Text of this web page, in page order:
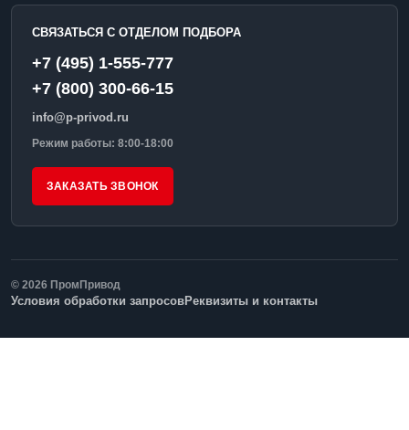
СВЯЗАТЬСЯ С ОТДЕЛОМ ПОДБОРА
+7 (495) 1-555-777
+7 (800) 300-66-15
info@p-privod.ru
Режим работы: 8:00-18:00
ЗАКАЗАТЬ ЗВОНОК
© 2026 ПромПривод
Условия обработки запросовРеквизиты и контакты